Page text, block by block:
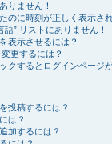
りません！
のに時刻が正しく表示さ
” リストにありません！
表示させるには？
更するには？
クするとログインページ
投稿するには？
は？
加するには？